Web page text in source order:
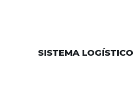
SISTEMA LOGÍSTICO